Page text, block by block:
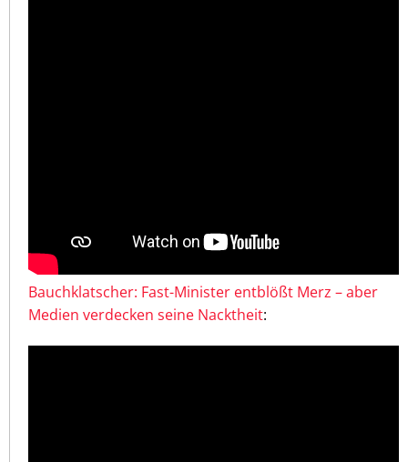
Bauchklatscher: Fast-Minister entblößt Merz – aber
Medien verdecken seine Nacktheit: